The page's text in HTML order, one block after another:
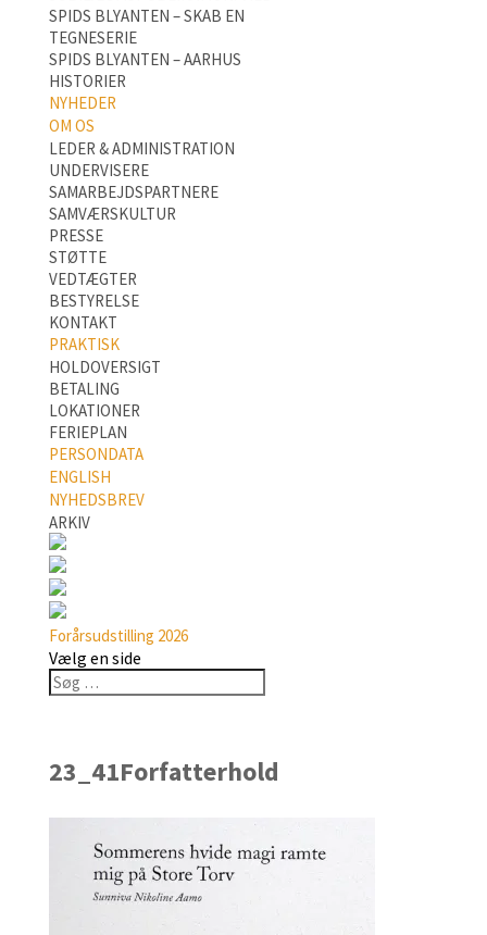
SPIDS BLYANTEN – SKAB EN
TEGNESERIE
SPIDS BLYANTEN – AARHUS
HISTORIER
NYHEDER
OM OS
LEDER & ADMINISTRATION
UNDERVISERE
SAMARBEJDSPARTNERE
SAMVÆRSKULTUR
PRESSE
STØTTE
VEDTÆGTER
BESTYRELSE
KONTAKT
PRAKTISK
HOLDOVERSIGT
BETALING
LOKATIONER
FERIEPLAN
PERSONDATA
ENGLISH
NYHEDSBREV
ARKIV
Forårsudstilling 2026
Vælg en side
23_41Forfatterhold